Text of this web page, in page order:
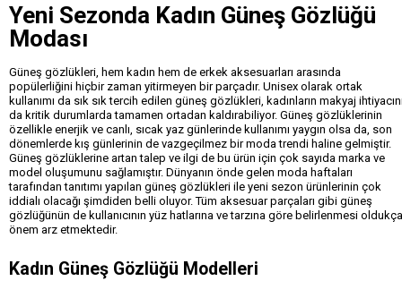
Yeni Sezonda Kadın Güneş Gözlüğü
Modası
Güneş gözlükleri, hem kadın hem de erkek aksesuarları arasında
popülerliğini hiçbir zaman yitirmeyen bir parçadır. Unisex olarak ortak
kullanımı da sık sık tercih edilen güneş gözlükleri, kadınların makyaj
da kritik durumlarda tamamen ortadan kaldırabiliyor. Güneş gözlüklerinin
özellikle enerjik ve canlı, sıcak yaz günlerinde kullanımı yaygın olsa da, son
dönemlerde kış günlerinin de vazgeçilmez bir moda trendi haline gelmiştir.
Güneş gözlüklerine artan talep ve ilgi de bu ürün için çok sayıda marka ve
model oluşumunu sağlamıştır. Dünyanın önde gelen moda haftaları
tarafından tanıtımı yapılan güneş gözlükleri ile yeni sezon ürünlerinin çok
iddialı olacağı şimdiden belli oluyor. Tüm aksesuar parçaları gibi güneş
gözlüğünün de kullanıcının yüz hatlarına ve tarzına göre belirlenmesi oldukça
önem arz etmektedir.
Kadın Güneş Gözlüğü Modelleri